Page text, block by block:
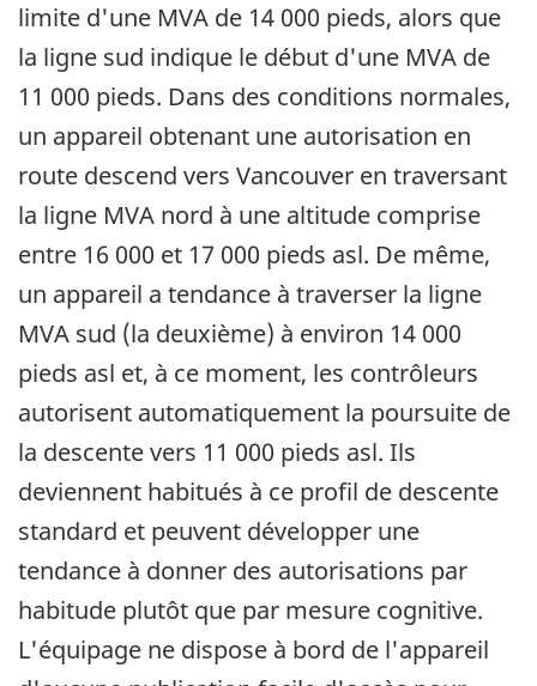
limite d'une MVA de 14 000 pieds, alors que
la ligne sud indique le début d'une MVA de
11 000 pieds. Dans des conditions normales,
un appareil obtenant une autorisation en
route descend vers Vancouver en traversant
la ligne MVA nord à une altitude comprise
entre 16 000 et 17 000 pieds asl. De même,
un appareil a tendance à traverser la ligne
MVA sud (la deuxième) à environ 14 000
pieds asl et, à ce moment, les contrôleurs
autorisent automatiquement la poursuite de
la descente vers 11 000 pieds asl. Ils
deviennent habitués à ce profil de descente
standard et peuvent développer une
tendance à donner des autorisations par
habitude plutôt que par mesure cognitive.
L'équipage ne dispose à bord de l'appareil